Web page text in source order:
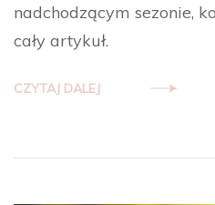
nadchodzącym sezonie,
cały artykuł.
CZYTAJ DALEJ